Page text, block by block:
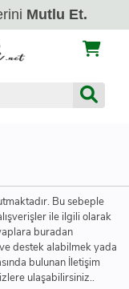
Mutlu Et.
Bu sebeple
ile ilgili olarak
buradan
destek alabilmek yada
bulunan İletişim
ulaşabilirsiniz..